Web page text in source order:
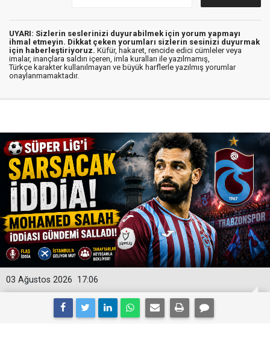
UYARI: Sizlerin seslerinizi duyurabilmek için yorum yapmayı
ihmal etmeyin. Dikkat çeken yorumları sizlerin sesinizi duyurmak
için haberleştiriyoruz. Küfür, hakaret, rencide edici cümleler veya
imalar, inançlara saldırı içeren, imla kuralları ile yazılmamış,
Türkçe karakter kullanılmayan ve büyük harflerle yazılmış yorumlar
onaylanmamaktadır.
17:06
03 Ağustos 2026